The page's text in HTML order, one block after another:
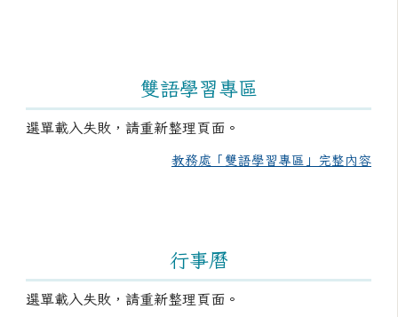
雙語學習專區
選單載入失敗，請重新整理頁面。
教務處「雙語學習專區」完整內容
行事曆
選單載入失敗，請重新整理頁面。